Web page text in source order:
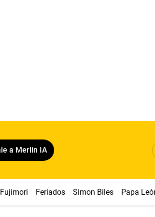
a Merlín IA
Feriados Simon Biles Papa